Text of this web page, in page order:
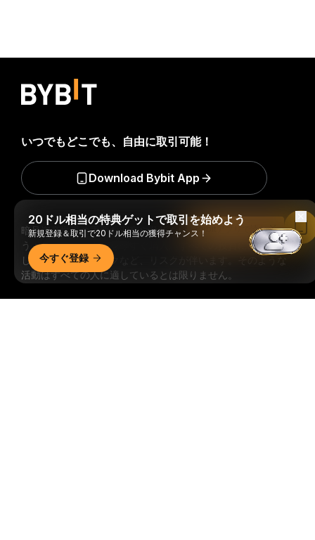
暗号資産世界の重要な洞察や分析をいち早く手に入れましょ
う：ニュースレターを今すぐ購入。
すべての投資には、投資
した全額を失うリスクなど、リスクが伴います。そのような
活動はすべての人に適しているとは限りません。
いつでもどこでも、自由に取引可能！
Download Bybit App
20ドル相当の特典ゲットで取引を始めよう
新規登録＆取引で20ドル相当の獲得チャンス！
今すぐ登録
Bybitアプリで読む